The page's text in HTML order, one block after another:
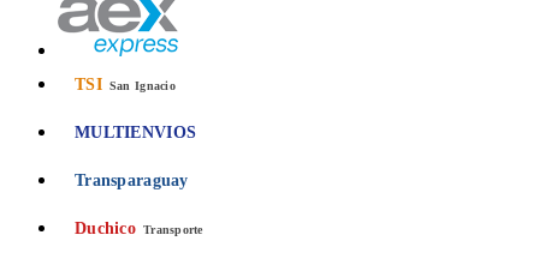
TSI San Ignacio
MULTIENVIOS
Transparaguay
Duchico Transporte